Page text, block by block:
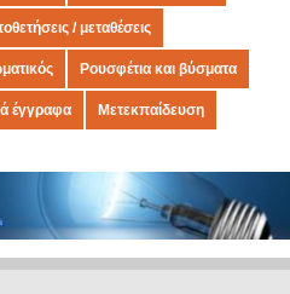
/ μεταθέσεις
Ρουσφέτια και βύσματα
έγγραφα Μετεκπαίδευση